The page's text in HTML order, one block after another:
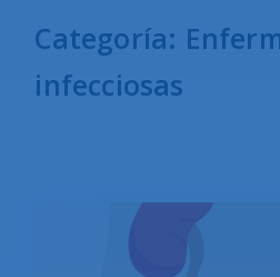
Categoría:
infecciosas